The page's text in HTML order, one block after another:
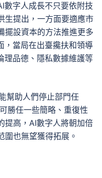
數字人成長不只要依附技
生提出，一方面要適應市
擺設資本的方法推進更多
，當局在出臺攙扶和領導
理品德、隱私數據維護等
幫助人們停止部門任
勝任一些簡略、重復性
提高，AI數字人將朝加倍
圍也無望獲得拓展。